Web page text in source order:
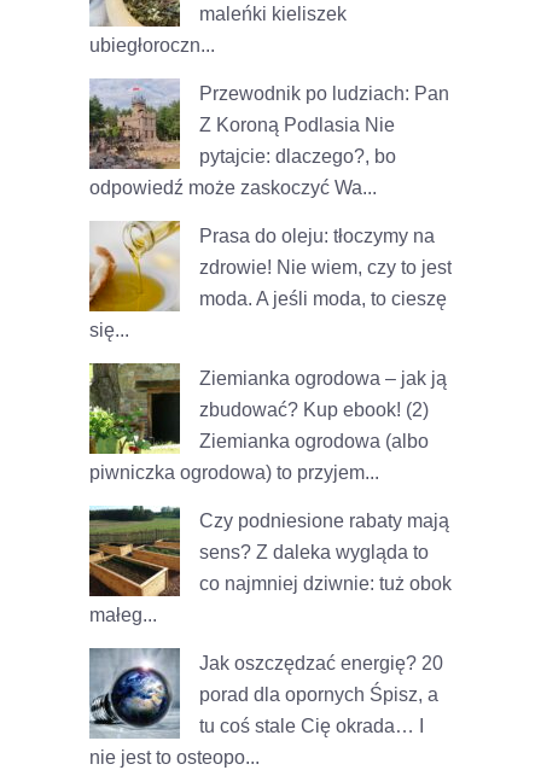
maleńki kieliszek
ubiegłoroczn...
Przewodnik po ludziach: Pan
Z Koroną Podlasia Nie
pytajcie: dlaczego?, bo
odpowiedź może zaskoczyć Wa...
Prasa do oleju: tłoczymy na
zdrowie! Nie wiem, czy to jest
moda. A jeśli moda, to cieszę
się...
Ziemianka ogrodowa – jak ją
zbudować? Kup ebook! (2)
Ziemianka ogrodowa (albo
piwniczka ogrodowa) to przyjem...
Czy podniesione rabaty mają
sens? Z daleka wygląda to
co najmniej dziwnie: tuż obok
małeg...
Jak oszczędzać energię? 20
porad dla opornych Śpisz, a
tu coś stale Cię okrada… I
nie jest to osteopo...